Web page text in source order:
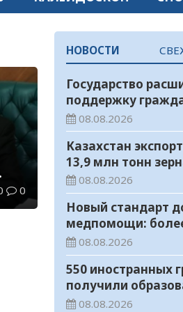
0
НОВОСТИ
Государство
поддержку
переезжающих в
регионы для
08.08.2026
Казахстан
13,9 млн тонн
зерновом
08.08.2026
Новый стандарт
медпомощи:
казахстанцев
телемедицинские
08.08.2026
550 иностранных
получили
гранты для
08.08.2026